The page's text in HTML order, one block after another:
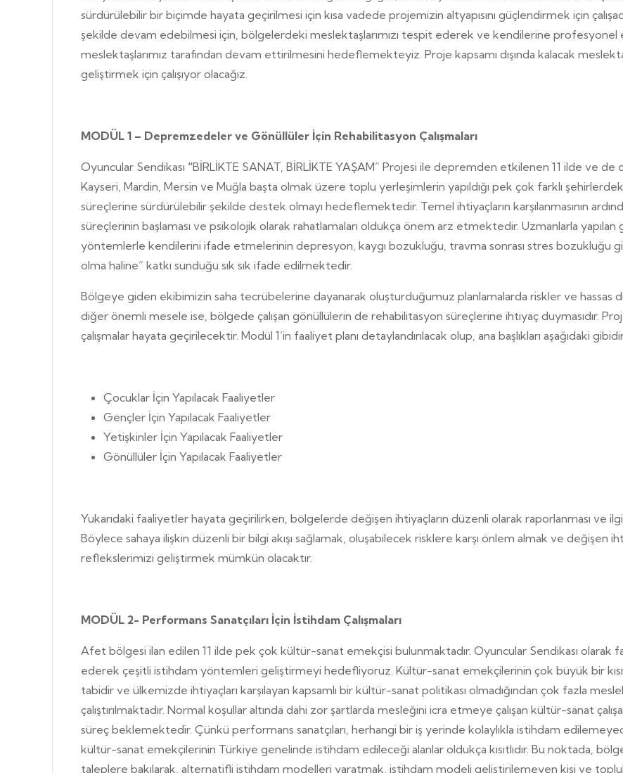
sürdürülebilir bir biçimde hayata geçirilmesi için kısa vadede projemizin altyapısını güçlendirmek için
şekilde devam edebilmesi için, bölgelerdeki meslektaşlarımızı tespit ederek ve kendilerine
meslektaşlarımız tarafından devam ettirilmesini hedeflemekteyiz. Proje kapsamı dışında kalacak
geliştirmek için çalışıyor olacağız.
MODÜL 1 – Depremzedeler ve Gönüllüler İçin Rehabilitasyon Çalışmaları
Oyuncular Sendikası “BİRLİKTE SANAT, BİRLİKTE YAŞAM” Projesi ile depremden etkilenen 11 ilde ve
Kayseri, Mardin, Mersin ve Muğla başta olmak üzere toplu yerleşimlerin yapıldığı pek çok farklı
süreçlerine sürdürülebilir şekilde destek olmayı hedeflemektedir. Temel ihtiyaçların karşılanmasının
süreçlerinin başlaması ve psikolojik olarak rahatlamaları oldukça önem arz etmektedir. Uzmanlarla
yöntemlerle kendilerini ifade etmelerinin depresyon, kaygı bozukluğu, travma sonrası stres bozukluğu
olma haline” katkı sunduğu sık sık ifade edilmektedir.
Bölgeye giden ekibimizin saha tecrübelerine dayanarak oluşturduğumuz planlamalarda riskler ve hassas
diğer önemli mesele ise, bölgede çalışan gönüllülerin de rehabilitasyon süreçlerine ihtiyaç duymasıdır.
çalışmalar hayata geçirilecektir. Modül 1’in faaliyet planı detaylandırılacak olup, ana başlıkları aşağıdaki
Çocuklar İçin Yapılacak Faaliyetler
Gençler İçin Yapılacak Faaliyetler
Yetişkinler İçin Yapılacak Faaliyetler
Gönüllüler İçin Yapılacak Faaliyetler
Yukarıdaki faaliyetler hayata geçirilirken, bölgelerde değişen ihtiyaçların düzenli olarak raporlanması ve
Böylece sahaya ilişkin düzenli bir bilgi akışı sağlamak, oluşabilecek risklere karşı önlem almak ve değişen
reflekslerimizi geliştirmek mümkün olacaktır.
MODÜL 2- Performans Sanatçıları İçin İstihdam Çalışmaları
Afet bölgesi ilan edilen 11 ilde pek çok kültür-sanat emekçisi bulunmaktadır. Oyuncular Sendikası olarak
ederek çeşitli istihdam yöntemleri geliştirmeyi hedefliyoruz. Kültür-sanat emekçilerinin çok büyük bir
tabidir ve ülkemizde ihtiyaçları karşılayan kapsamlı bir kültür-sanat politikası olmadığından çok fazla
çalıştırılmaktadır. Normal koşullar altında dahi zor şartlarda mesleğini icra etmeye çalışan kültür-sanat
süreç beklemektedir. Çünkü performans sanatçıları, herhangi bir iş yerinde kolaylıkla istihdam
kültür-sanat emekçilerinin Türkiye genelinde istihdam edileceği alanlar oldukça kısıtlıdır. Bu noktada,
taleplere bakılarak, alternatifli istihdam modelleri yaratmak, istihdam modeli geliştirilemeyen kişi ve